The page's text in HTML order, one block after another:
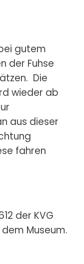
gutem
der Fuhse
Die
wieder ab
aus dieser
fahren
der KVG
Museum.